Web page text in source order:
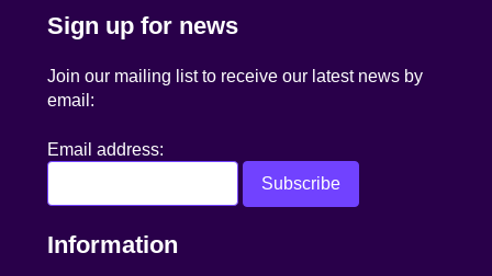
Sign up for news
Join our mailing list to receive our latest news by
email:
Email address:
Information